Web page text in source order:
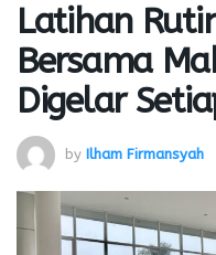
Latihan
Bersama
Digelar
by Ilham Firmansyah